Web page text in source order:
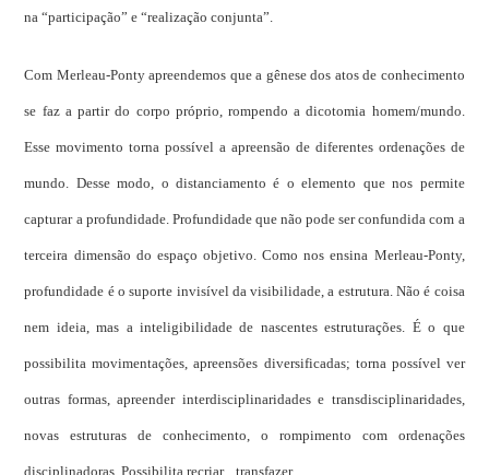
na “participação” e “realização conjunta”.
Com Merleau-Ponty apreendemos que a gênese dos atos de conhecimento
se faz a partir do corpo próprio, rompendo a dicotomia homem/mundo.
Esse movimento torna possível a apreensão de diferentes ordenações de
mundo. Desse modo, o distanciamento é o elemento que nos permite
capturar a profundidade. Profundidade que não pode ser confundida com a
terceira dimensão do espaço objetivo. Como nos ensina Merleau-Ponty,
profundidade é o suporte invisível da visibilidade, a estrutura. Não é coisa
nem ideia, mas a inteligibilidade de nascentes estruturações. É o que
possibilita movimentações, apreensões diversificadas; torna possível ver
outras formas, apreender interdisciplinaridades e transdisciplinaridades,
novas estruturas de conhecimento, o rompimento com ordenações
disciplinadoras. Possibilita recriar... transfazer.